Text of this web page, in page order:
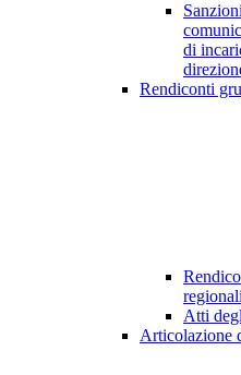
di
Rendiconti
Atti
Articolazione